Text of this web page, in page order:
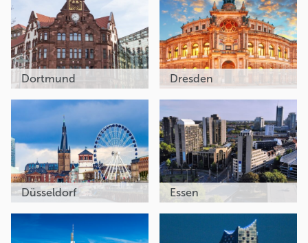
Dortmund Dresden
Düsseldorf Essen